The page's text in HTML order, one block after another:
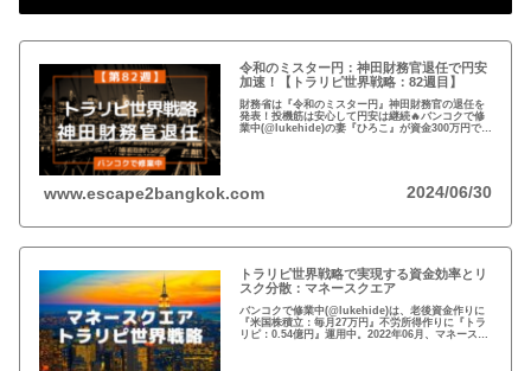
令和のミスター円：神田財務官退任で円安
加速！【トラリピ世界戦略：82週目】
財務省は『令和のミスター円』神田財務官の退任を
発表！投機筋は安心して円安は継続🔥バンコクで修
業中(@lukehide)の妻『ひろこ』が資金300万円で
www.escape2bangkok.com 2024/06/30
トラリピ世界戦略で実現する資金効率とリ
スク分散：マネースクエア
バンコクで修業中(@lukehide)は、老後資金作りに
『米国株積立：毎月27万円』不労所得作りに『トラ
リピ：0.54億円』運用中。2022年06月、マネースク